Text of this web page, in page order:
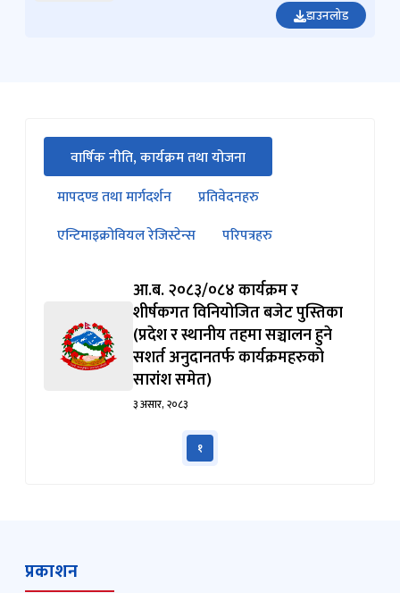
डाउनलोड
सीधा
पहिलो
ट्याबको
जानुहोस्
वार्षिक नीति, कार्यक्रम तथा योजना
(सक्रिय ट्याब)
मापदण्ड तथा मार्गदर्शन
प्रतिवेदनहरु
एन्टिमाइक्रोवियल रेजिस्टेन्स
परिपत्रहरु
आ.ब. २०८३/०८४ कार्यक्रम र
शीर्षकगत विनियोजित बजेट पुस्तिका
(प्रदेश र स्थानीय तहमा सञ्चालन हुने
सशर्त अनुदानतर्फ कार्यक्रमहरुको
सारांश समेत)
३ असार, २०८३
१
प्रकाशन